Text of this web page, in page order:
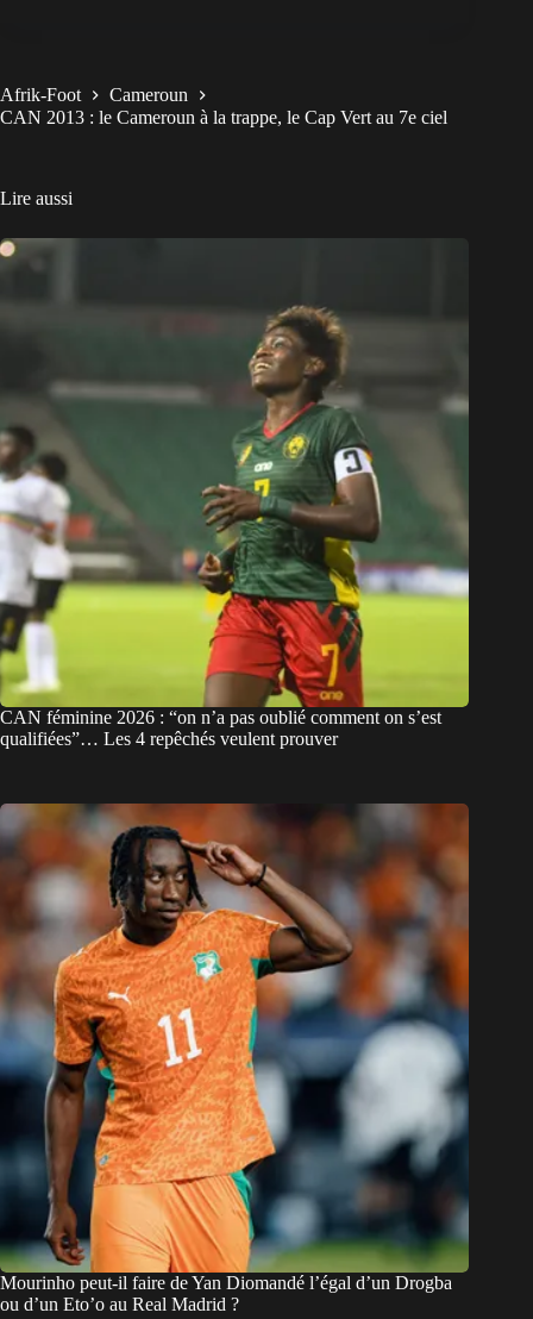
Afrik-Foot
Cameroun
CAN 2013 : le Cameroun à la trappe, le Cap Vert au 7e ciel
Lire aussi
CAN féminine 2026 : “on n’a pas oublié comment on s’est
qualifiées”… Les 4 repêchés veulent prouver
Mourinho peut-il faire de Yan Diomandé l’égal d’un Drogba
ou d’un Eto’o au Real Madrid ?